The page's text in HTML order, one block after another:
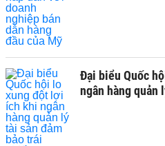
Đại biểu Quốc
ngân hàng quản